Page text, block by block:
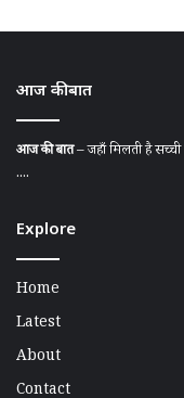
आज की बात
आज की बात– जहाँ मिलती है सच्ची
....
Explore
Home
Latest
About
Contact